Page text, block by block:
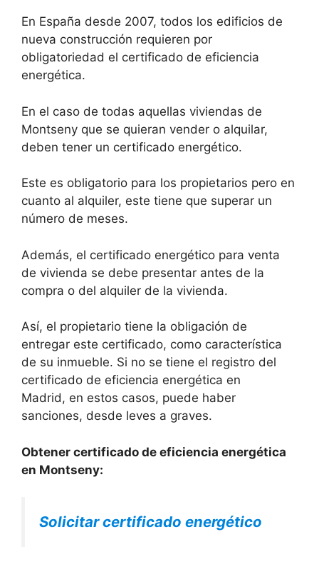
En España desde 2007, todos los edificios de
nueva construcción requieren por
obligatoriedad el certificado de eficiencia
energética.
En el caso de todas aquellas viviendas de
Montseny que se quieran vender o alquilar,
deben tener un certificado energético.
Este es obligatorio para los propietarios pero en
cuanto al alquiler, este tiene que superar un
número de meses.
Además, el certificado energético para venta
de vivienda se debe presentar antes de la
compra o del alquiler de la vivienda.
Así, el propietario tiene la obligación de
entregar este certificado, como característica
de su inmueble. Si no se tiene el registro del
certificado de eficiencia energética en
Madrid, en estos casos, puede haber
sanciones, desde leves a graves.
Obtener certificado de eficiencia energética
en Montseny:
Solicitar certificado energético